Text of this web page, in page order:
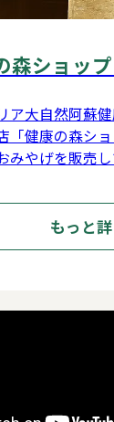
森ショップ
ア大自然阿蘇
「健康の森シ
みやげを販売
もっと